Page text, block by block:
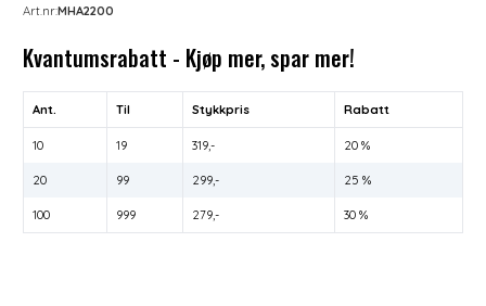
Art.nr:MHA2200
Kvantumsrabatt - Kjøp mer, spar mer!
Ant. Til Stykkpris Rabatt
10 19 319,- 20 %
20 99 299,- 25 %
100 999 279,- 30 %